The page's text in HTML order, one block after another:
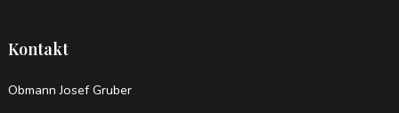
Kontakt
Obmann Josef Gruber